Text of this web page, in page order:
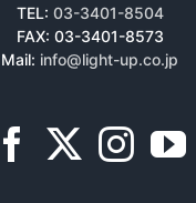
TEL: 03-3401-8504
FAX: 03-3401-8573
Mail: info@light-up.co.jp